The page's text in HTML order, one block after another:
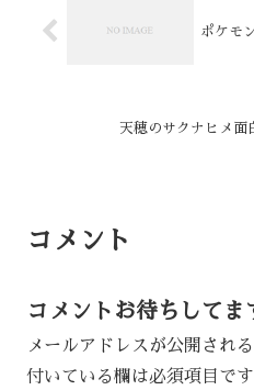
ポケモ
天穂のサクナヒメ面
コメント
コメントお待ちしてま
メールアドレスが公開され
付いている欄は必須項目です